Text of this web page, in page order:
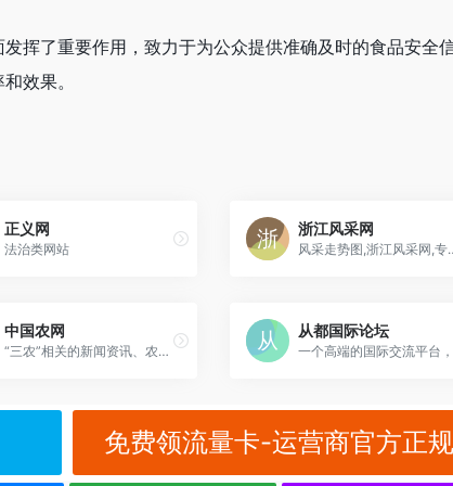
挥了重要作用，致力于为公众提供准确及时的食品安全
效果。
正义网
法治类网站
浙江风采网
风采走势图,
中国农网
“三农”相关的新闻资讯、农业数据应用和农产品电子交易服务
从都国际论坛
免费领流量卡-运营商官方正规